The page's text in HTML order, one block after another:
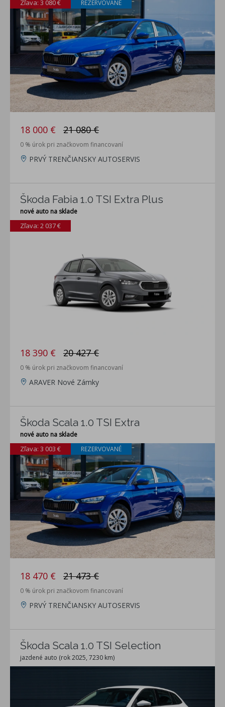
Zľava: 3 080 € REZERVOVANÉ
18 000 € 21 080 €
0 % úrok pri značkovom financovaní
PRVÝ TRENČIANSKY AUTOSERVIS
Škoda Fabia 1.0 TSI Extra Plus
nové auto na sklade
Zľava: 2 037 €
18 390 € 20 427 €
0 % úrok pri značkovom financovaní
ARAVER Nové Zámky
Škoda Scala 1.0 TSI Extra
nové auto na sklade
Zľava: 3 003 € REZERVOVANÉ
18 470 € 21 473 €
0 % úrok pri značkovom financovaní
PRVÝ TRENČIANSKY AUTOSERVIS
Škoda Scala 1.0 TSI Selection
jazdené auto (rok 2025, 7230 km)